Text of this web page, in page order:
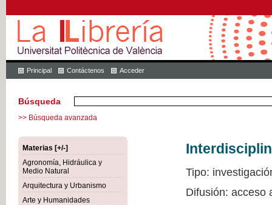
Principal Contáctenos Acceder
Búsqueda
>> Búsqueda avanzada
Materias [+/-]
Agronomía, Hidráulica y
Medio Natural
Arquitectura y Urbanismo
Arte y Humanidades
Tipo:
Difusión: acceso